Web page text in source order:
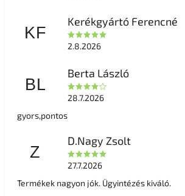
KF
Kerékgyártó Ferencné
2.8.2026
BL
Berta László
28.7.2026
gyors,pontos
Z
D.Nagy Zsolt
27.7.2026
Termékek nagyon jók. Ügyintézés kiváló.